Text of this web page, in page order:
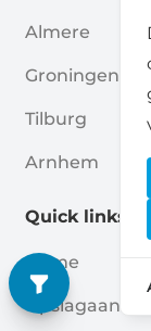
Almere
Groningen
Tilburg
Arnhem
Quick links
Home